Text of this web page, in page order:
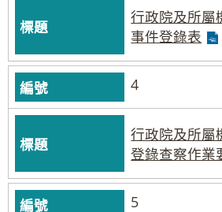
行政院及所屬
事件登錄表
4
行政院及所屬
登錄查察作業
5